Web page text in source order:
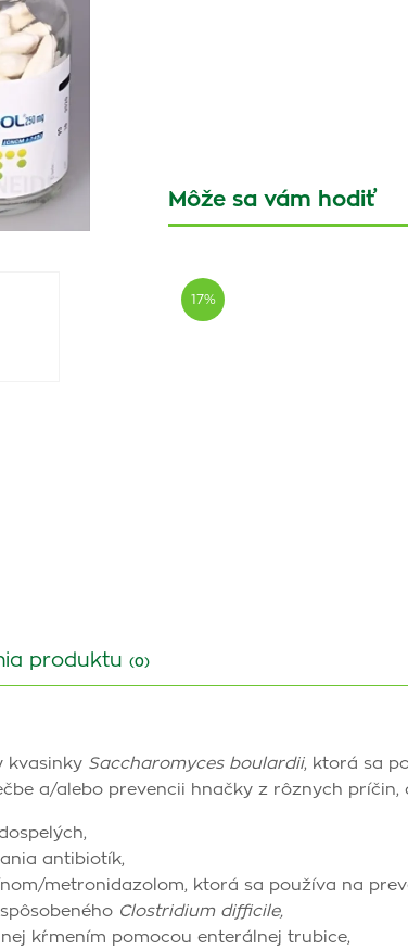
Môže sa vám hodiť
17%
produktu (0)
kvasinky Saccharomyces boulardii, ktorá sa
a/alebo prevencii hnačky z rôznych príčin,
antibiotík,
metronidazolom, ktorá sa používa na
Clostridium difficile,
kŕmením pomocou enterálnej trubice,